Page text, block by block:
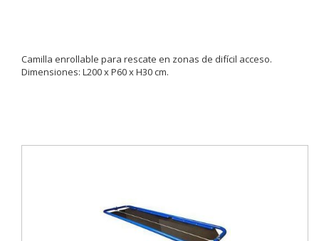
Camilla enrollable para rescate en zonas de difícil acceso.
Dimensiones: L200 x P60 x H30 cm.